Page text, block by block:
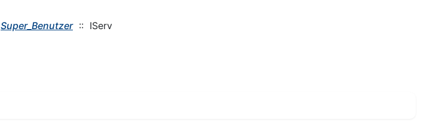
Super_Benutzer:: IServ